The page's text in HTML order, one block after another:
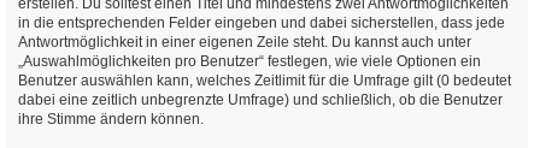
erstellen. Du solltest einen Titel und mindestens zwei Antwortmöglichkeiten
in die entsprechenden Felder eingeben und dabei sicherstellen, dass jede
Antwortmöglichkeit in einer eigenen Zeile steht. Du kannst auch unter
„Auswahlmöglichkeiten pro Benutzer“ festlegen, wie viele Optionen ein
Benutzer auswählen kann, welches Zeitlimit für die Umfrage gilt (0 bedeutet
dabei eine zeitlich unbegrenzte Umfrage) und schließlich, ob die Benutzer
ihre Stimme ändern können.